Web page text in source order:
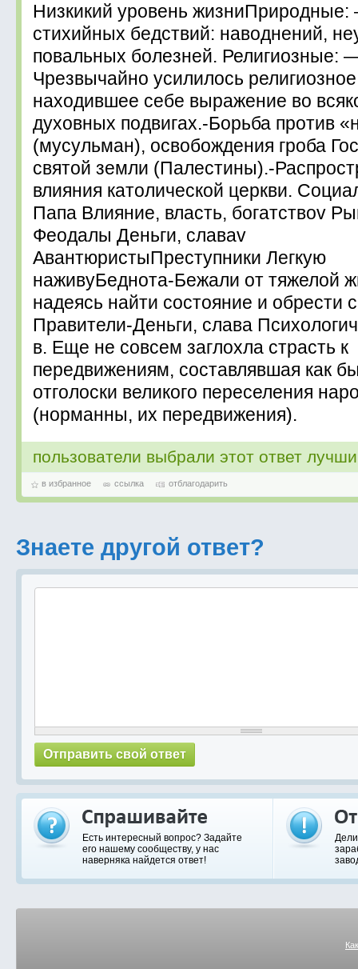
Низкикий уровень
стихийных бедствий: наводнений,
повальных болезней. Религиозные:
Чрезвычайно усилилось
находившее себе выражение во
духовных подвигах.-Борьба против
(мусульман), освобождения гроба
святой земли (Палестины).-
влияния католической церкви.
Папа Влияние, власть, богатствоv
Феодалы Деньги, славаv
АвантюристыПреступники Легкую
наживуБеднота-Бежали от тяжелой
надеясь найти состояние и обрести
Правители-Деньги, слава
в. Еще не совсем заглохла страсть к
передвижениям, составлявшая как
отголоски великого переселения
(норманны, их передвижения).
пользователи выбрали этот ответ
в избранное ссылка отблагодарить
Знаете другой ответ?
Есть интересный вопрос? Задайте
его нашему сообществу, у нас
наверняка найдется ответ!